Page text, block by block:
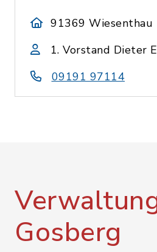
91369 Wiesenthau
1. Vorstand Dieter
09191 97114
Gosberg